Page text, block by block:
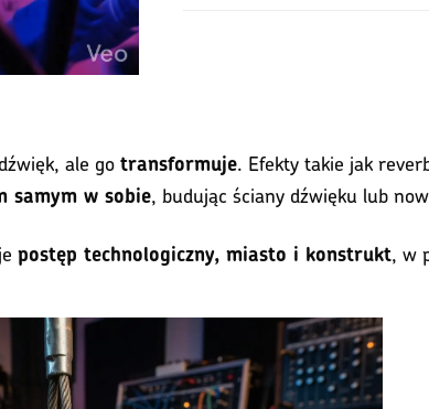
ale go transformuje. Efekty takie jak
samym w sobie, budując ściany dźwięku lub
postęp technologiczny, miasto i konstrukt ,